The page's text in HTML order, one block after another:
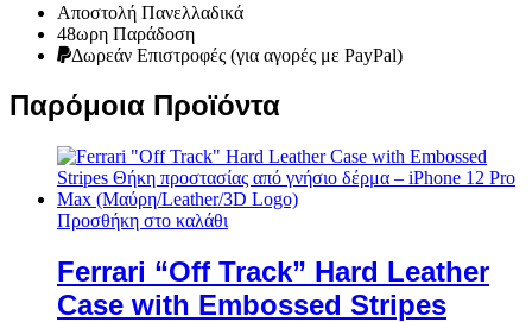
Αποστολή Πανελλαδικά
48ωρη Παράδοση
Δωρεάν Eπιστροφές (για αγορές με PayPal)
Παρόμοια Προϊόντα
Προσθήκη στο καλάθι
Ferrari “Off Track” Hard Leather
Case with Embossed Stripes